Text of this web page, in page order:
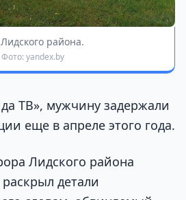
района.
Фото: yandex.by
ТВ», мужчину задержали
еще в апреле этого года.
Лидского района
детали